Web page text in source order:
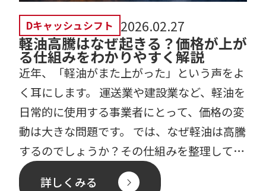
Dキャッシュシフト 2026.02.27
軽油高騰はなぜ起きる？価格が上が
る仕組みをわかりやすく解説
近年、「軽油がまた上がった」という声をよ
く耳にします。 運送業や建設業など、軽油を
日常的に使用する事業者にとって、価格の変
動は大きな問題です。 では、なぜ軽油は高騰
するのでしょうか？その仕組みを整理してみ
ましょう。 軽油 […]
詳しくみる